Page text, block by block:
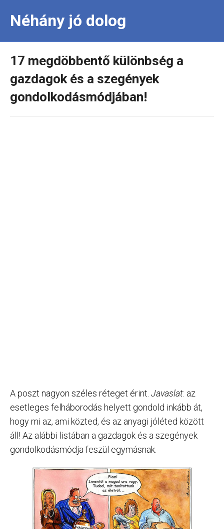
Néhány jó dolog
17 megdöbbentő különbség a
gazdagok és a szegények
gondolkodásmódjában!
A poszt nagyon széles réteget érint. Javaslat: az
esetleges felháborodás helyett gondold inkább át,
hogy mi az, ami közted, és az anyagi jóléted között
áll! Az alábbi listában a gazdagok és a szegények
gondolkodásmódja feszül egymásnak.